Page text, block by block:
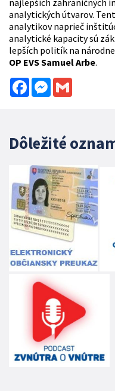
analytických útvarov.
analytikov naprieč
analytické kapacity sú
lepších politík na
OP EVS Samuel Arbe.
FacebookMessenger
Dôležité